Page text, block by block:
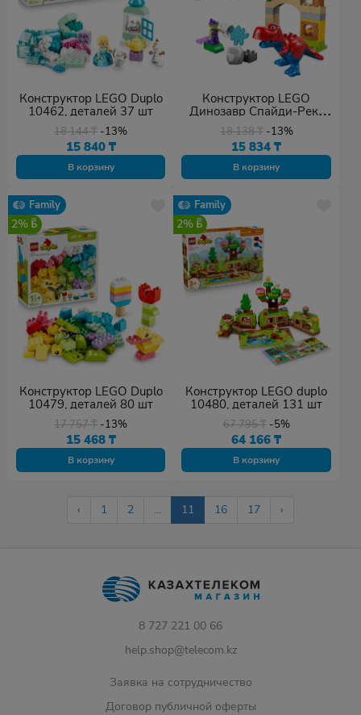
Конструктор LEGO Duplo
10462, деталей 37 шт
18 144₸ -13%
15 840 ₸
В корзину
Конструктор LEGO
Динозавр Спайди-Рекс
против Зелёного Гоблина
10463, деталей 25 шт
18 138₸ -13%
15 834₸
В корзину
Family
2%
Конструктор LEGO Duplo
10479, деталей 80 шт
17 757₸ -13%
15 468 ₸
В корзину
Family
2%
Конструктор LEGO duplo
10480, деталей 131 шт
67 795₸ -5%
64 166₸
В корзину
‹ 1 2 ... 11 16 17 ›
8 727 221 00 66
help.shop@telecom.kz
Заявка на сотрудничество
Договор публичной оферты